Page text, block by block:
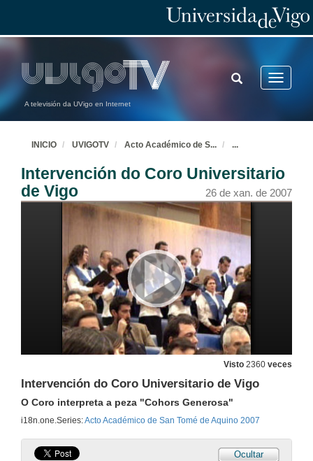
A televisión da UVigo en Internet
Toggle
TOGGLE
SEARCH
INICIO UVIGOTV Acto Académico de S... ...
Intervención do Coro Universitario
de Vigo
26 de xan. de 2007
Visto 2360 veces
Intervención do Coro Universitario de Vigo
O Coro interpreta a peza "Cohors Generosa"
i18n.one.Series:Acto Académico de San Tomé de Aquino 2007
Ocultar
Entrada dos Asistentes
26 de xan. de 2007
Acto de Protesta
Reivindicación do PAS laboral
Apertura do Acto Académico